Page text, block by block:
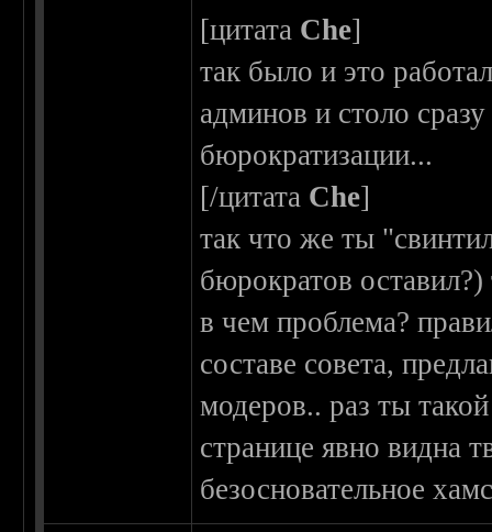
[цитата Che]
так было и это
админов и столо
бюрократизации...
[/цитата Che]
так что же ты
бюрократов
в чем проблема?
составе совета,
модеров.. раз ты
странице явно видна
безосновательное